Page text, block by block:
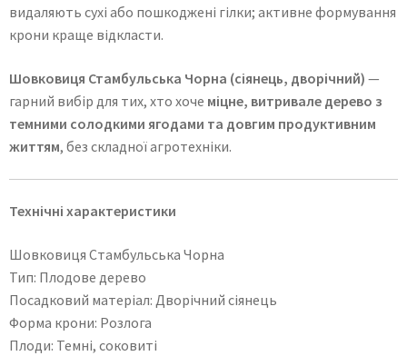
видаляють сухі або пошкоджені гілки; активне формування
крони краще відкласти.
Шовковиця Стамбульська Чорна (сіянець, дворічний) —
гарний вибір для тих, хто хоче міцне, витривале дерево з
темними солодкими ягодами та довгим продуктивним
життям, без складної агротехніки.
Технічні характеристики
Шовковиця Стамбульська Чорна
Тип: Плодове дерево
Посадковий матеріал: Дворічний сіянець
Форма крони: Розлога
Плоди: Темні, соковиті